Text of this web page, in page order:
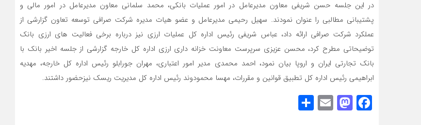
در این جلسه حسن شریفی معاون مدیرعامل در امور عملیات بانکی، محمد سلمانی معاون مدیرعامل در امور مالی و
پشتیبانی مطالبی را عنوان نمودند. سهیل رحیمی مدیرعامل و عضو هیات مدیره شرکت صرافی توسعه تعاون گزارشی از
عملکرد شرکت صرافی ارائه داد، عباس شریفی رئیس اداره کل عملیات ارزی نیز درباره برخی فعالیت های ارزی بانک
توضیحاتی مطرح کرد، محسن عزیزی سرپرست معاونت خزانه داری ارزی اداره کل خارجه گزارشی از جلسه اخیر بانک با
بانک تجارتی ایران و اروپا بیان نمود، احمد محمدی مدیر امور اعتباری، مهران جورابلو رئیس اداره کل خارجه، مهدیه
ابراهیمی رئیس اداره کل تطبیق قوانین و مقررات، مهسا محمودوند رئیس اداره کل مدیریت ریسک نیزحضور داشتند.
Facebook
Mastodon
Email